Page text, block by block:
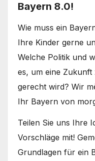
Bayern 8.0!
Wie muss ein
Ihre Kinder gerne
Welche Politik und
es, um eine
gerecht wird? Wir
Ihr Bayern von
Teilen Sie uns Ihre
Vorschläge mit!
Grundlagen für ein